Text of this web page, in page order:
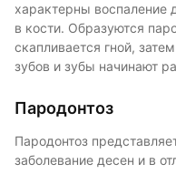
характерны воспаление
в кости. Образуются
скапливается гной,
зубов и зубы начинают
Пародонтоз
Пародонтоз
заболевание десен и в